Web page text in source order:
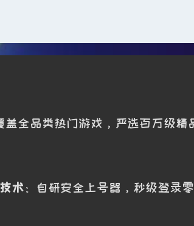
则翻窗吃拉闸饭与医疗补给堆。
子类大红。
便殿一号位未刷人，可优先吃变电
，则优先吃大便；否则优先吃
盖全品类热门游戏，严选百万级精
术：自研安全上号器，秒级登录